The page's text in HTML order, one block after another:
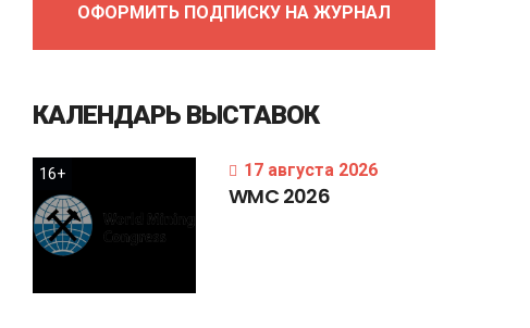
ОФОРМИТЬ ПОДПИСКУ НА ЖУРНАЛ
КАЛЕНДАРЬ ВЫСТАВОК
16+ 17 августа 2026
WMC 2026